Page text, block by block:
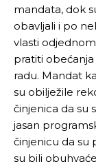
mandata, dok
obavljali i po
vlasti
pratiti
radu. Mandat
su obilježile
činjenica da su
jasan
činjenicu da su
su bili